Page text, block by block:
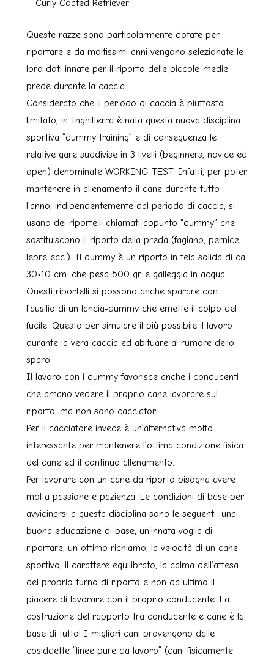
– Curly Coated Retriever
Queste razze sono particolarmente dotate per
riportare e da moltissimi anni vengono selezionate le
loro doti innate per il riporto delle piccole-medie
prede durante la caccia.
Considerato che il periodo di caccia è piuttosto
limitato, in Inghilterra è nata questa nuova disciplina
sportiva “dummy training” e di conseguenza le
relative gare suddivise in 3 livelli (beginners, novice ed
open) denominate WORKING TEST. Infatti, per poter
mantenere in allenamento il cane durante tutto
l’anno, indipendentemente dal periodo di caccia, si
usano dei riportelli chiamati appunto “dummy” che
sostituiscono il riporto della preda (fagiano, pernice,
lepre ecc.). Il dummy è un riporto in tela solida di ca.
30×10 cm. che pesa 500 gr. e galleggia in acqua.
Questi riportelli si possono anche sparare con
l’ausilio di un lancia-dummy che emette il colpo del
fucile. Questo per simulare il più possibile il lavoro
durante la vera caccia ed abituare al rumore dello
sparo.
Il lavoro con i dummy favorisce anche i conducenti
che amano vedere il proprio cane lavorare sul
riporto, ma non sono cacciatori.
Per il cacciatore invece è un’alternativa molto
interessante per mantenere l’ottima condizione fisica
del cane ed il continuo allenamento.
Per lavorare con un cane da riporto bisogna avere
molta passione e pazienza. Le condizioni di base per
avvicinarsi a questa disciplina sono le seguenti: una
buona educazione di base, un’innata voglia di
riportare, un ottimo richiamo, la velocità di un cane
sportivo, il carattere equilibrato, la calma dell’attesa
del proprio turno di riporto e non da ultimo il
piacere di lavorare con il proprio conducente. La
costruzione del rapporto tra conducente e cane è la
base di tutto! I migliori cani provengono dalle
cosiddette “linee pure da lavoro” (cani fisicamente